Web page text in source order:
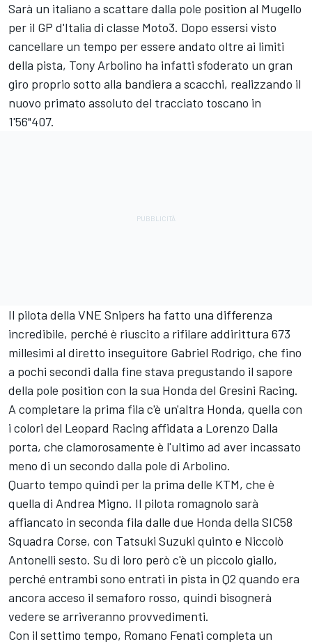
Sarà un italiano a scattare dalla pole position al Mugello
per il GP d'Italia di classe Moto3. Dopo essersi visto
cancellare un tempo per essere andato oltre ai limiti
della pista, Tony Arbolino ha infatti sfoderato un gran
giro proprio sotto alla bandiera a scacchi, realizzando il
nuovo primato assoluto del tracciato toscano in
1'56"407.
Il pilota della VNE Snipers ha fatto una differenza
incredibile, perché è riuscito a rifilare addirittura 673
millesimi al diretto inseguitore Gabriel Rodrigo, che fino
a pochi secondi dalla fine stava pregustando il sapore
della pole position con la sua Honda del Gresini Racing.
A completare la prima fila c'è un'altra Honda, quella con
i colori del Leopard Racing affidata a Lorenzo Dalla
porta, che clamorosamente è l'ultimo ad aver incassato
meno di un secondo dalla pole di Arbolino.
Quarto tempo quindi per la prima delle KTM, che è
quella di Andrea Migno. Il pilota romagnolo sarà
affiancato in seconda fila dalle due Honda della SIC58
Squadra Corse, con Tatsuki Suzuki quinto e Niccolò
Antonelli sesto. Su di loro però c'è un piccolo giallo,
perché entrambi sono entrati in pista in Q2 quando era
ancora acceso il semaforo rosso, quindi bisognerà
vedere se arriveranno provvedimenti.
Con il settimo tempo, Romano Fenati completa un